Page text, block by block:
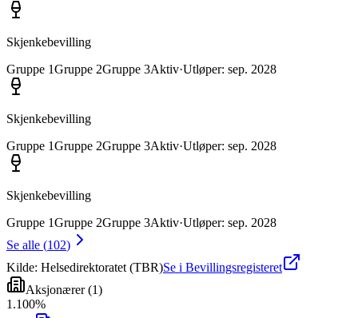
Skjenkebevilling
Gruppe 1Gruppe 2Gruppe 3Aktiv·Utløper: sep. 2028
Skjenkebevilling
Gruppe 1Gruppe 2Gruppe 3Aktiv·Utløper: sep. 2028
Skjenkebevilling
Gruppe 1Gruppe 2Gruppe 3Aktiv·Utløper: sep. 2028
Se alle (102)
Kilde: Helsedirektoratet (TBR)Se i Bevillingsregisteret
Aksjonærer(1)
1 .100%